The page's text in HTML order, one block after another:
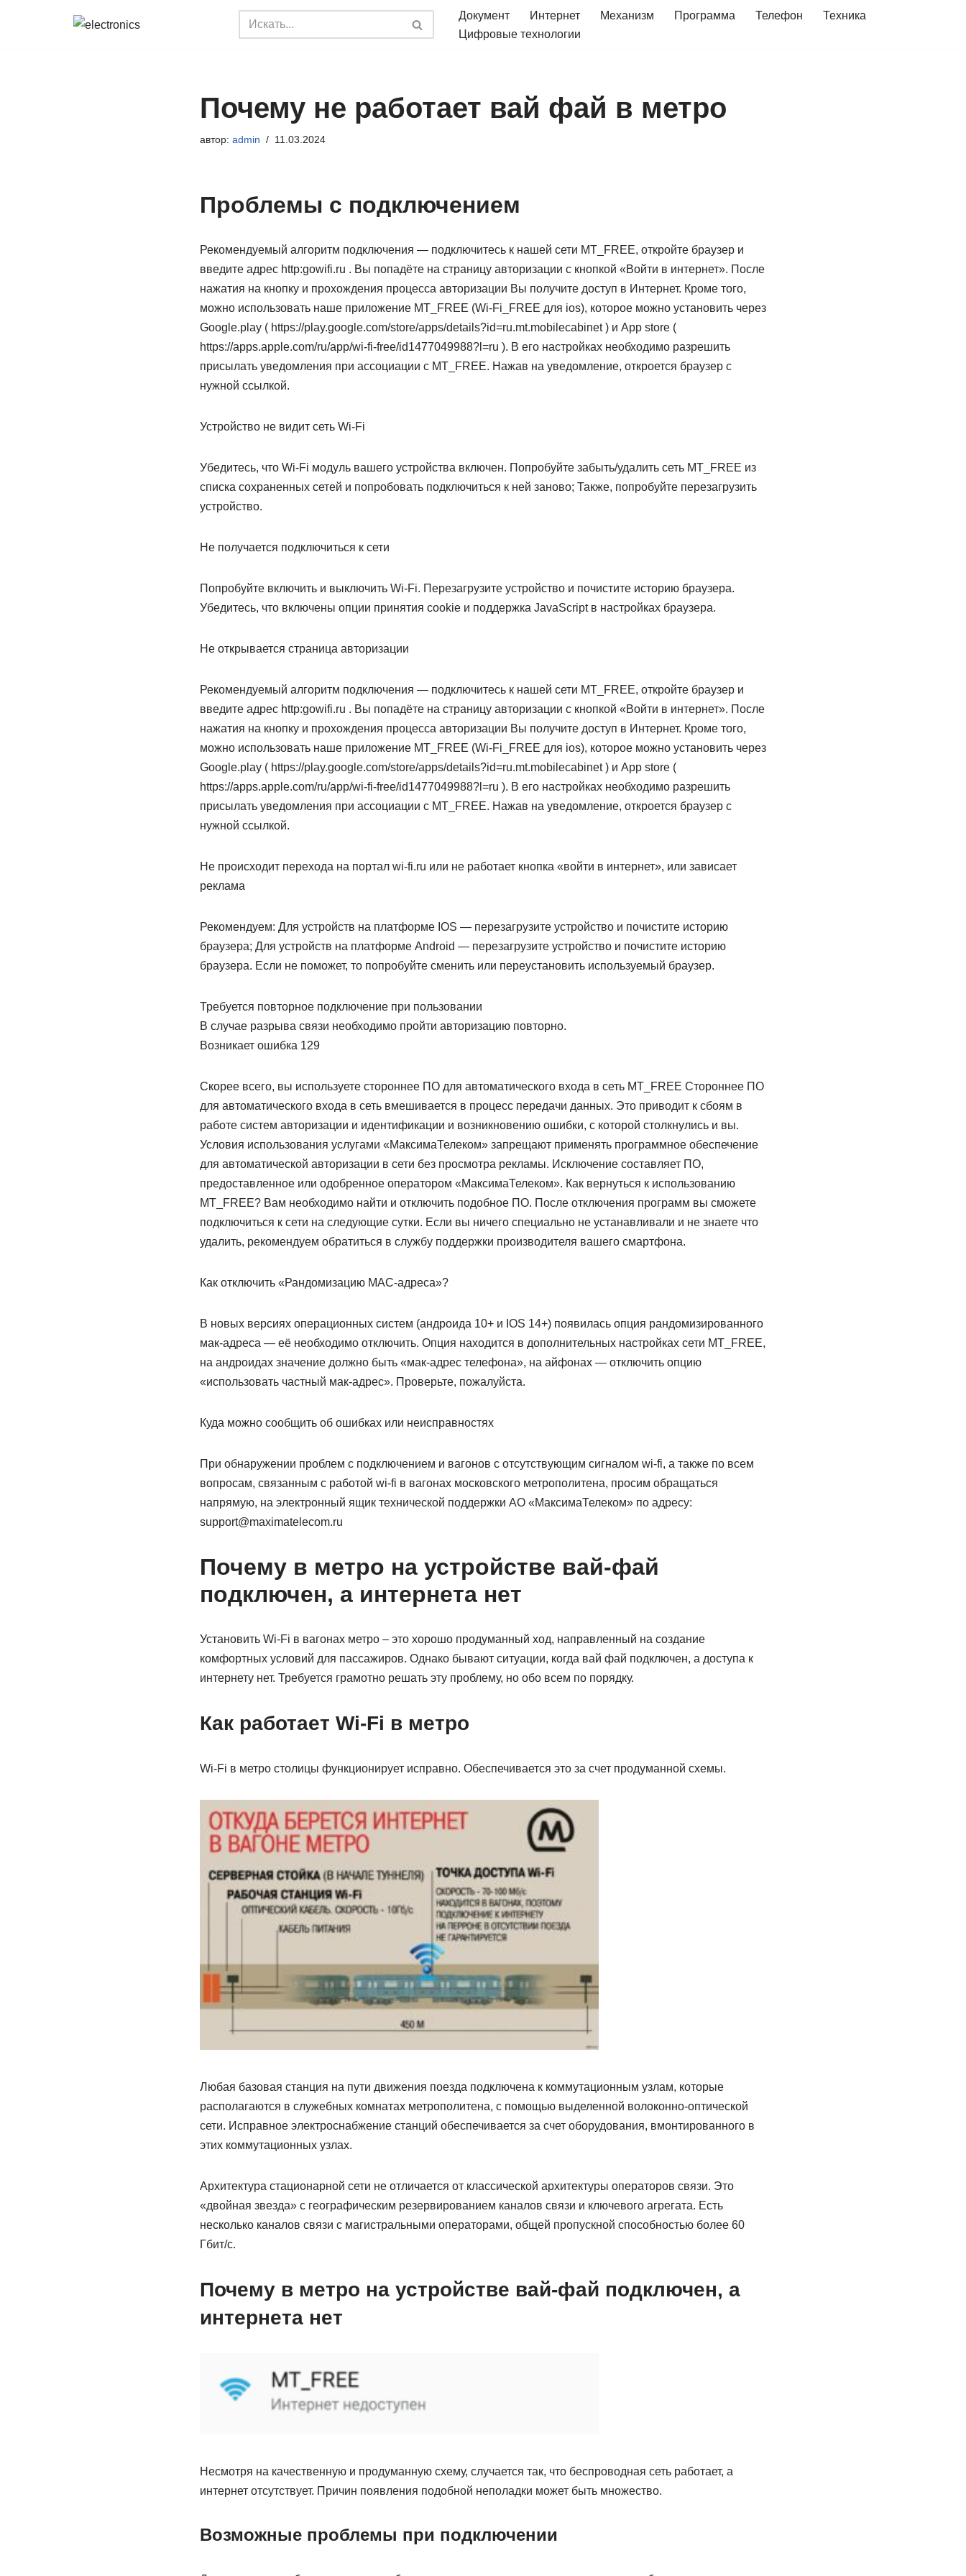
Документ Интернет Механизм Программа Телефон
Техника
Цифровые технологии
Почему не работает вай фай в метро
автор: admin 11.03.2024
Проблемы с подключением
Рекомендуемый алгоритм подключения — подключитесь к нашей сети MT_FREE, откройте браузер и
введите адрес http:gowifi.ru . Вы попадёте на страницу авторизации с кнопкой «Войти в интернет». После
нажатия на кнопку и прохождения процесса авторизации Вы получите доступ в Интернет. Кроме того,
можно использовать наше приложение MT_FREE (Wi-Fi_FREE для ios), которое можно установить через
Google.play ( https://play.google.com/store/apps/details?id=ru.mt.mobilecabinet ) и App store (
https://apps.apple.com/ru/app/wi-fi-free/id1477049988?l=ru ). В его настройках необходимо разрешить
присылать уведомления при ассоциации с MT_FREE. Нажав на уведомление, откроется браузер с
нужной ссылкой.
Устройство не видит сеть Wi-Fi
Убедитесь, что Wi-Fi модуль вашего устройства включен. Попробуйте забыть/удалить сеть MT_FREE из
списка сохраненных сетей и попробовать подключиться к ней заново; Также, попробуйте перезагрузить
устройство.
Не получается подключиться к сети
Попробуйте включить и выключить Wi-Fi. Перезагрузите устройство и почистите историю браузера.
Убедитесь, что включены опции принятия cookie и поддержка JavaScript в настройках браузера.
Не открывается страница авторизации
Рекомендуемый алгоритм подключения — подключитесь к нашей сети MT_FREE, откройте браузер и
введите адрес http:gowifi.ru . Вы попадёте на страницу авторизации с кнопкой «Войти в интернет». После
нажатия на кнопку и прохождения процесса авторизации Вы получите доступ в Интернет. Кроме того,
можно использовать наше приложение MT_FREE (Wi-Fi_FREE для ios), которое можно установить через
Google.play ( https://play.google.com/store/apps/details?id=ru.mt.mobilecabinet ) и App store (
https://apps.apple.com/ru/app/wi-fi-free/id1477049988?l=ru ). В его настройках необходимо разрешить
присылать уведомления при ассоциации с MT_FREE. Нажав на уведомление, откроется браузер с
нужной ссылкой.
Не происходит перехода на портал wi-fi.ru или не работает кнопка «войти в интернет», или зависает
реклама
Рекомендуем: Для устройств на платформе IOS — перезагрузите устройство и почистите историю
браузера; Для устройств на платформе Android — перезагрузите устройство и почистите историю
браузера. Если не поможет, то попробуйте сменить или переустановить используемый браузер.
Требуется повторное подключение при пользовании
В случае разрыва связи необходимо пройти авторизацию повторно.
Возникает ошибка 129
Скорее всего, вы используете стороннее ПО для автоматического входа в сеть MT_FREE Стороннее ПО
для автоматического входа в сеть вмешивается в процесс передачи данных. Это приводит к сбоям в
работе систем авторизации и идентификации и возникновению ошибки, с которой столкнулись и вы.
Условия использования услугами «МаксимаТелеком» запрещают применять программное обеспечение
для автоматической авторизации в сети без просмотра рекламы. Исключение составляет ПО,
предоставленное или одобренное оператором «МаксимаТелеком». Как вернуться к использованию
MT_FREE? Вам необходимо найти и отключить подобное ПО. После отключения программ вы сможете
подключиться к сети на следующие сутки. Если вы ничего специально не устанавливали и не знаете что
удалить, рекомендуем обратиться в службу поддержки производителя вашего смартфона.
Как отключить «Рандомизацию МАС-адреса»?
В новых версиях операционных систем (андроида 10+ и IOS 14+) появилась опция рандомизированного
мак-адреса — её необходимо отключить. Опция находится в дополнительных настройках сети MT_FREE,
на андроидах значение должно быть «мак-адрес телефона», на айфонах — отключить опцию
«использовать частный мак-адрес». Проверьте, пожалуйста.
Куда можно сообщить об ошибках или неисправностях
При обнаружении проблем с подключением и вагонов с отсутствующим сигналом wi-fi, а также по всем
вопросам, связанным с работой wi-fi в вагонах московского метрополитена, просим обращаться
напрямую, на электронный ящик технической поддержки АО «МаксимаТелеком» по адресу:
support@maximatelecom.ru
Почему в метро на устройстве вай-фай
подключен, а интернета нет
Установить Wi-Fi в вагонах метро – это хорошо продуманный ход, направленный на создание
комфортных условий для пассажиров. Однако бывают ситуации, когда вай фай подключен, а доступа к
интернету нет. Требуется грамотно решать эту проблему, но обо всем по порядку.
Как работает Wi-Fi в метро
Wi-Fi в метро столицы функционирует исправно. Обеспечивается это за счет продуманной схемы.
Любая базовая станция на пути движения поезда подключена к коммутационным узлам, которые
располагаются в служебных комнатах метрополитена, с помощью выделенной волоконно-оптической
сети. Исправное электроснабжение станций обеспечивается за счет оборудования, вмонтированного в
этих коммутационных узлах.
Архитектура стационарной сети не отличается от классической архитектуры операторов связи. Это
«двойная звезда» с географическим резервированием каналов связи и ключевого агрегата. Есть
несколько каналов связи с магистральными операторами, общей пропускной способностью более 60
Гбит/с.
Почему в метро на устройстве вай-фай подключен, а
интернета нет
Несмотря на качественную и продуманную схему, случается так, что беспроводная сеть работает, а
интернет отсутствует. Причин появления подобной неполадки может быть множество.
Возможные проблемы при подключении